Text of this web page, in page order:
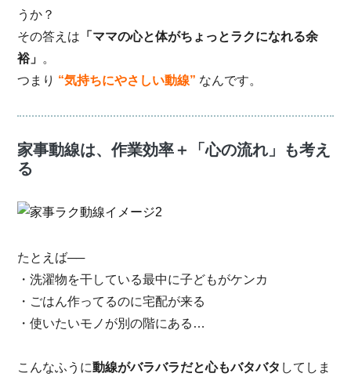
うか？
その答えは 「ママの心と体がちょっとラクになれる余
裕」 。
つまり “気持ちにやさしい動線” なんです。
家事動線は、作業効率＋「心の流れ」も考え
る
たとえば──
・洗濯物を干している最中に子どもがケンカ
・ごはん作ってるのに宅配が来る
・使いたいモノが別の階にある…
こんなふうに動線がバラバラだと心もバタバタ してしま